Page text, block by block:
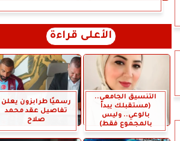
الأعلى قراءة
التنسيق الجامعي..
(مستقبلك يبدأ
بالوعي.. وليس
بالمجموع فقط)
رسميًا طرابزون يعلن
تفاصيل عقد محمد
صلاح